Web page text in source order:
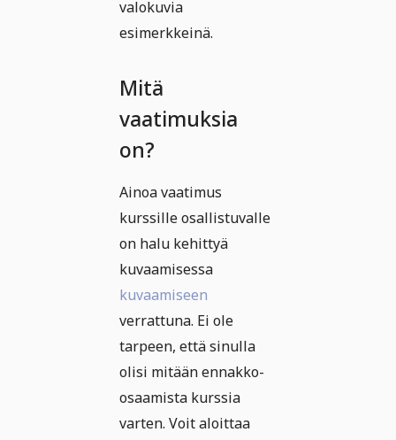
valokuvia
esimerkkeinä.
Mitä
vaatimuksia
on?
Ainoa vaatimus
kurssille osallistuvalle
on halu kehittyä
kuvaamisessa
kuvaamiseen
verrattuna. Ei ole
tarpeen, että sinulla
olisi mitään ennakko-
osaamista kurssia
varten. Voit aloittaa